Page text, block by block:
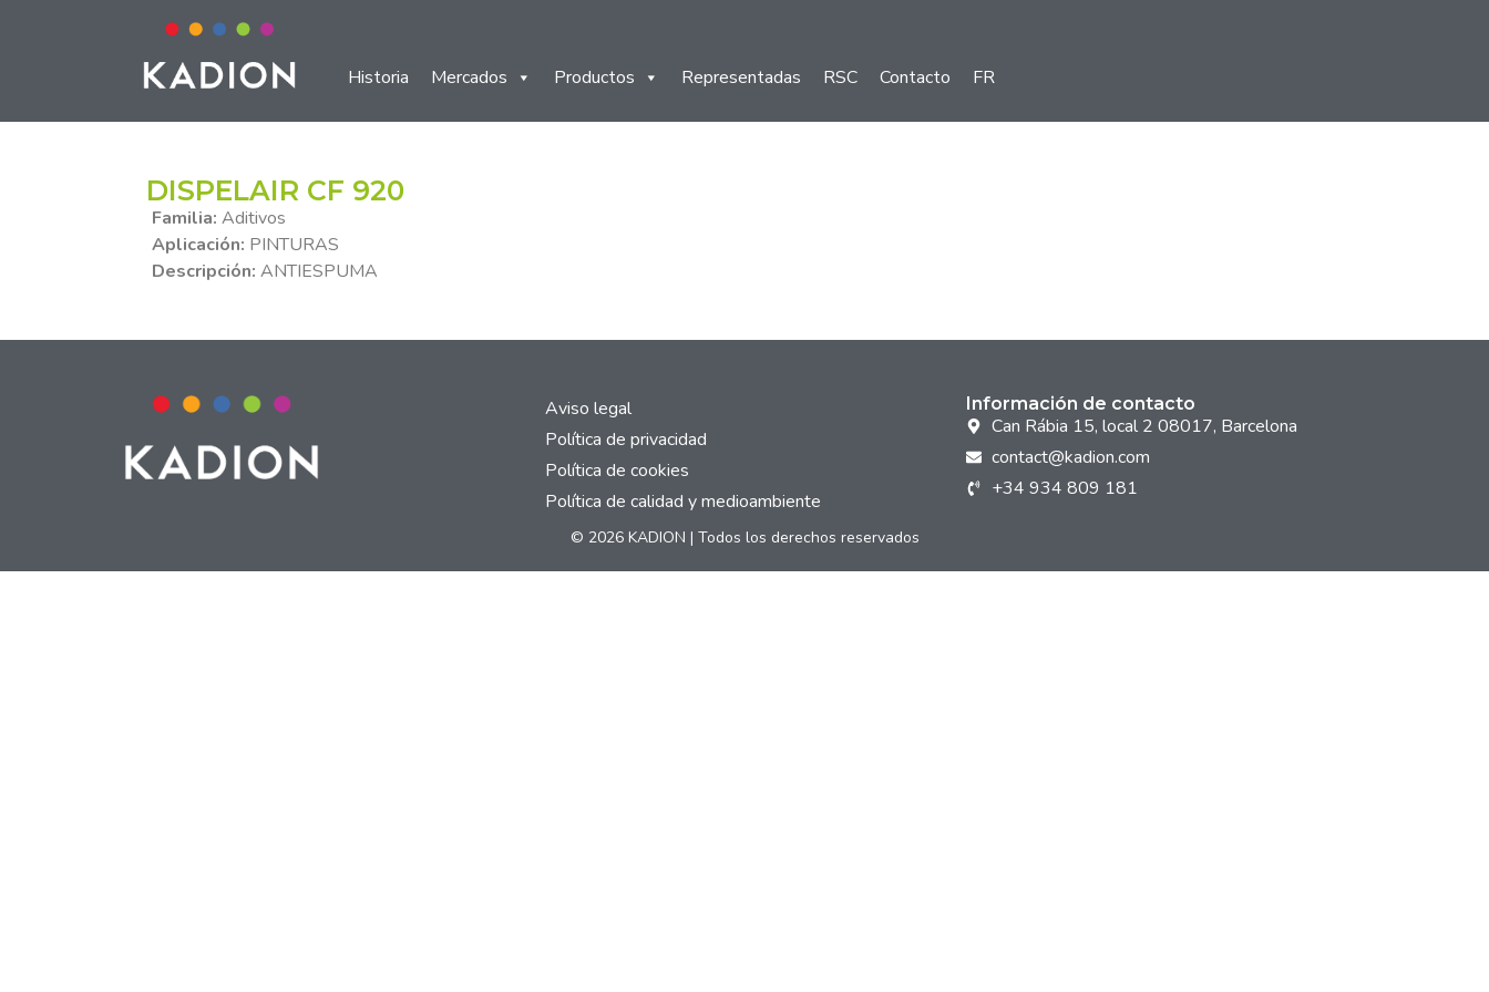
Historia Mercados Productos Representadas RSC Contacto FR
DISPELAIR CF 920
Familia: Aditivos
Aplicación: PINTURAS
Descripción: ANTIESPUMA
Aviso legal
Política de privacidad
Política de cookies
Política de calidad y medioambiente
Información de contacto
Can Rábia 15, local 2 08017, Barcelona
contact@kadion.com
+34 934 809 181
© 2026 KADION | Todos los derechos reservados